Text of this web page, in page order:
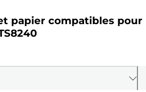
papier compatibles pour